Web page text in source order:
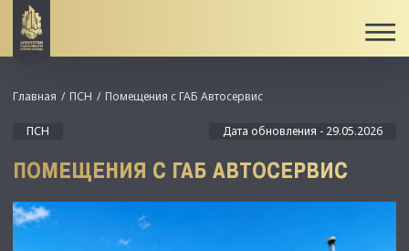
Главная ПСН Помещения с ГАБ Автосервис
ПСН Дата обновления - 29.05.2026
ПОМЕЩЕНИЯ С ГАБ АВТОСЕРВИС